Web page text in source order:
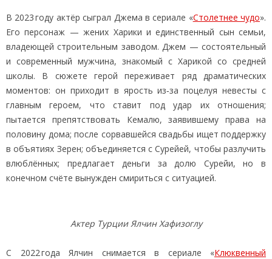
В 2023 году актёр сыграл Джема в сериале «Столетнее чудо».
Его персонаж — жених Харики и единственный сын семьи,
владеющей строительным заводом. Джем — состоятельный
и современный мужчина, знакомый с Харикой со средней
школы. В сюжете герой переживает ряд драматических
моментов: он приходит в ярость из‑за поцелуя невесты с
главным героем, что ставит под удар их отношения;
пытается препятствовать Кемалю, заявившему права на
половину дома; после сорвавшейся свадьбы ищет поддержку
в объятиях Зерен; объединяется с Сурейей, чтобы разлучить
влюблённых; предлагает деньги за долю Сурейи, но в
конечном счёте вынужден смириться с ситуацией.
Актер Турции Ялчин Хафизоглу
С 2022 года Ялчин снимается в сериале «Клюквенный